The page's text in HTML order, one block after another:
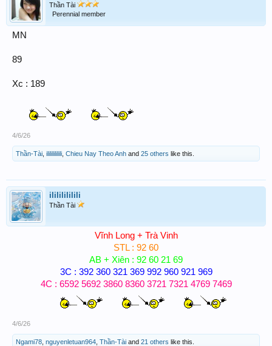
Thần Tài
Perennial member
MN
89
Xc : 189
4/6/26
Thần-Tài ilililililili Chieu Nay Theo Anh and 25 others like this.
ilililililili
Thần Tài
Vĩnh Long + Trà Vinh
STL : 92 60
AB + Xiên : 92 60 21 69
3C : 392 360 321 369 992 960 921 969
4C : 6592 5692 3860 8360 3721 7321 4769 7469
4/6/26
Ngami78 nguyenletuan964 Thần-Tài and 21 others like this.